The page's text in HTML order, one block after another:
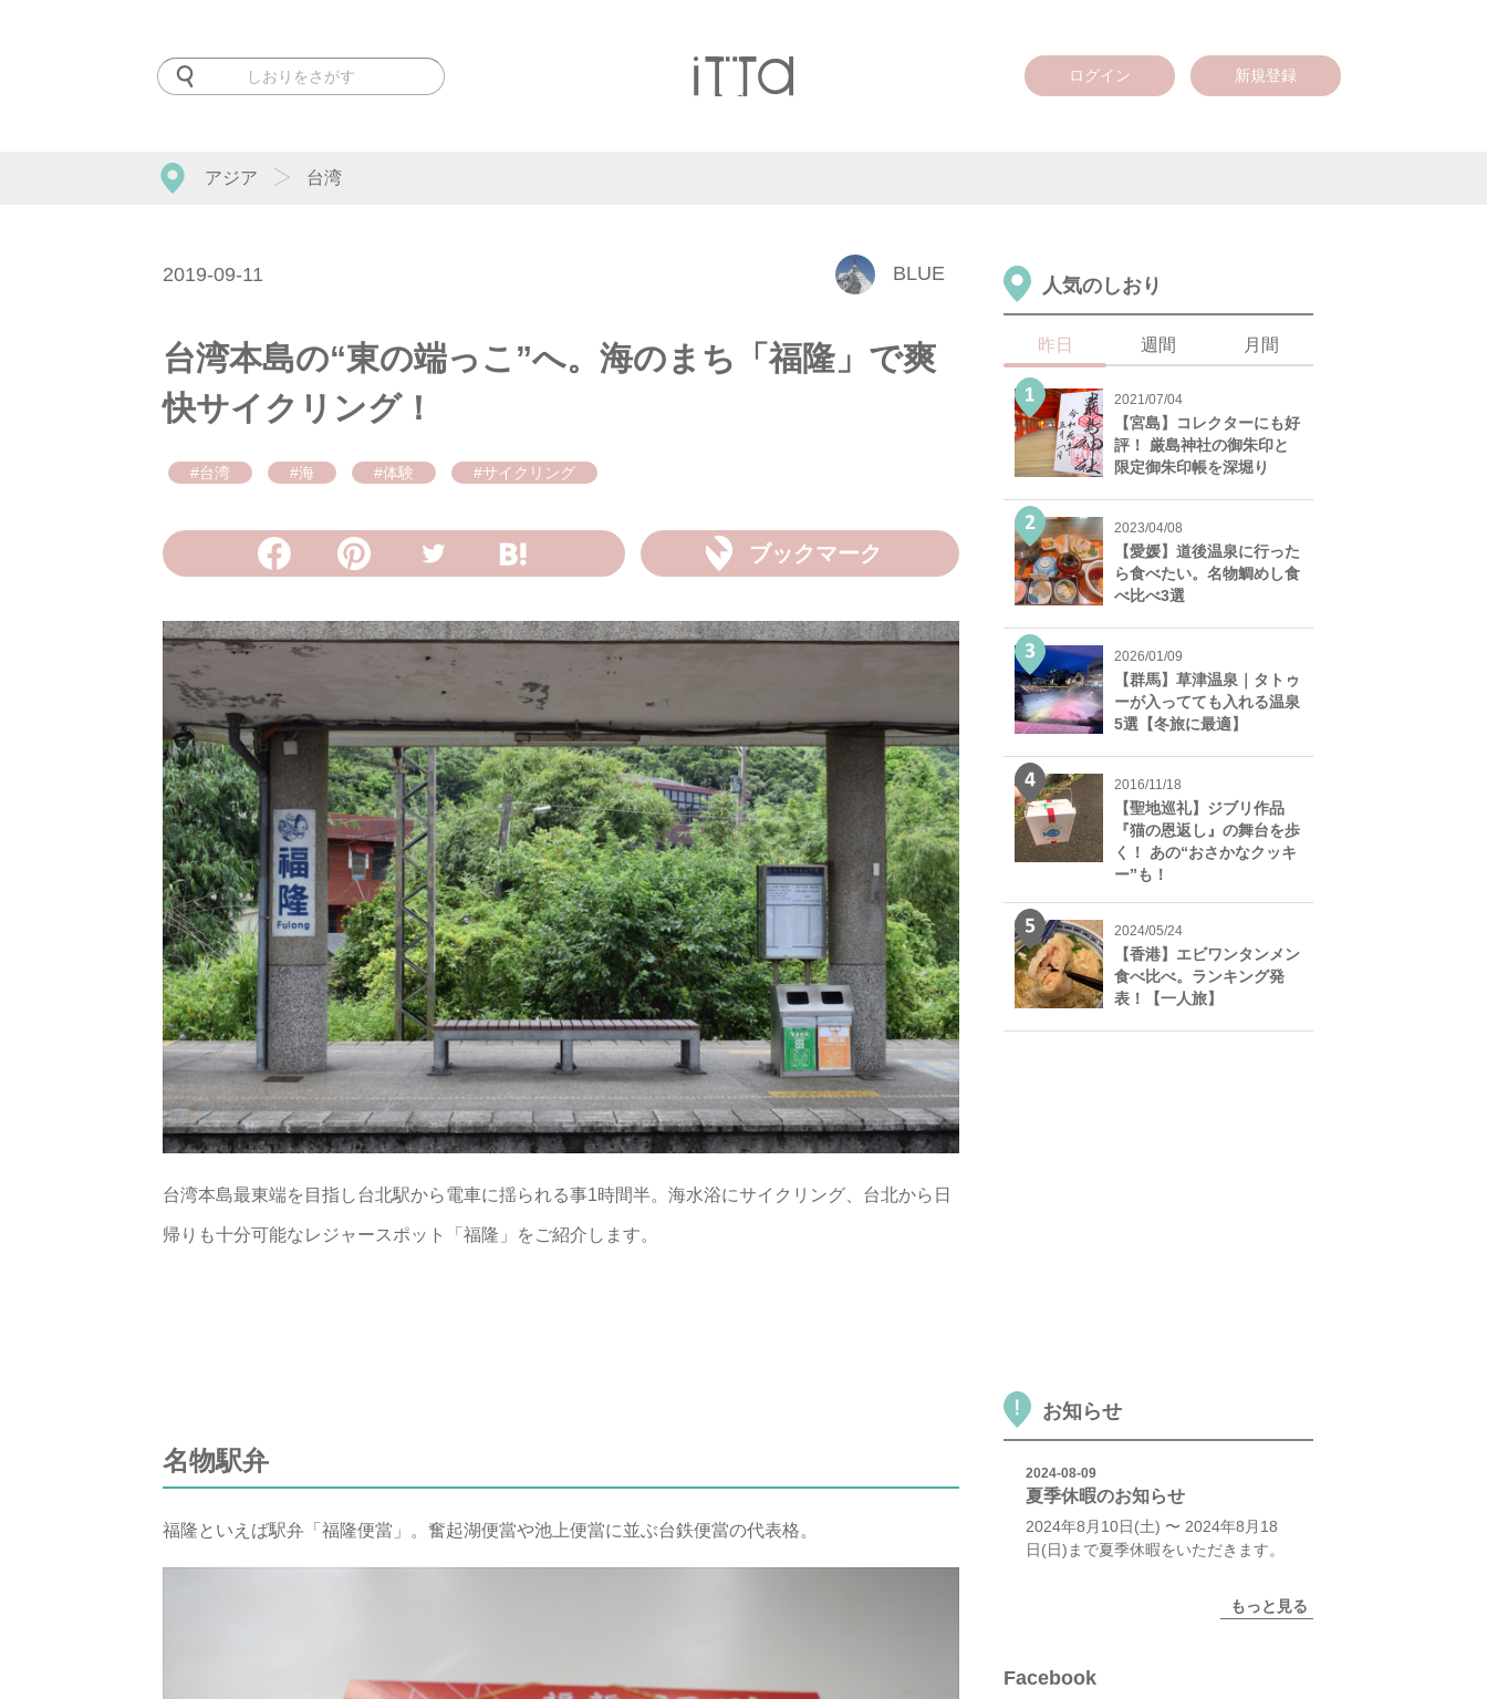
ログイン 新規登録
アジア 台湾
2019-09-11 BLUE
台湾本島の“東の端っこ”へ。海のまち「福隆」で爽
快サイクリング！
#台湾 #海 #体験 #サイクリング
ブックマーク
台湾本島最東端を目指し台北駅から電車に揺られる事1時間半。海水浴にサイクリング、台北から日
帰りも十分可能なレジャースポット「福隆」をご紹介します。
名物駅弁
福隆といえば駅弁「福隆便當」。奮起湖便當や池上便當に並ぶ台鉄便當の代表格。
人気のしおり
昨日 週間 月間
2021/07/04
【宮島】コレクターにも好
評！ 厳島神社の御朱印と
限定御朱印帳を深堀り
2023/04/08
【愛媛】道後温泉に行った
ら食べたい。名物鯛めし食
べ比べ3選
2026/01/09
【群馬】草津温泉｜タトゥ
ーが入ってても入れる温泉
5選【冬旅に最適】
2016/11/18
【聖地巡礼】ジブリ作品
『猫の恩返し』の舞台を歩
く！ あの“おさかなクッキ
ー”も！
2024/05/24
【香港】エビワンタンメン
食べ比べ。ランキング発
表！【一人旅】
お知らせ
2024-08-09
夏季休暇のお知らせ
2024年8月10日(土) 〜 2024年8月18
日(日)まで夏季休暇をいただきます。
もっと見る
Facebook